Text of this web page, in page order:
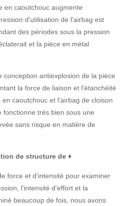
en caoutchouc augmente
d'utilisation de l'airbag est
des périodes sous la pression
et la pièce en métal
conception antiexplosion de la pièce
la force de liaison et l'étanchéité
caoutchouc et l'airbag de cloison
très bien sous une
sans risque en matière de
de structure de ♦
force et d'intensité pour examiner
l'intensité d'effort et la
beaucoup de fois, nous avons